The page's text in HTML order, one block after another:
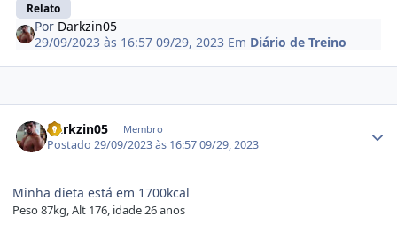
Relato
Por Darkzin05
29/09/2023 às 16:5709/29, 2023 Em Diário de Treino
Darkzin05 Membro
Postado29/09/2023 às 16:5709/29, 2023
Minha dieta está em 1700kcal
Peso 87kg, Alt 176, idade 26 anos